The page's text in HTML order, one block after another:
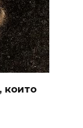
които